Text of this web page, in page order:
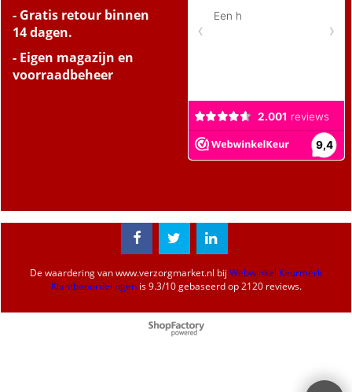
- Gratis retour binnen
14 dagen.
- Eigen magazijn en
voorraadbeheer
De waardering vanwww.verzorgmarket.nl bij Webwinkel Keurmerk
Klantbeoordelingenis9.3/10gebaseerd op 2120 reviews.
Webwinkel gemaakt met
ShopFactory webwinkel